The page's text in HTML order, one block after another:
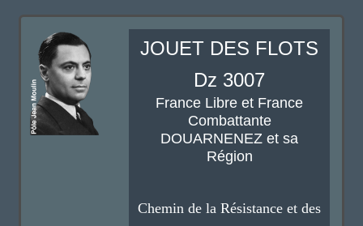
JOUET DES FLOTS
Dz 3007
France Libre et France
Combattante
DOUARNENEZ et sa
Région
Chemin de la Résistance et des